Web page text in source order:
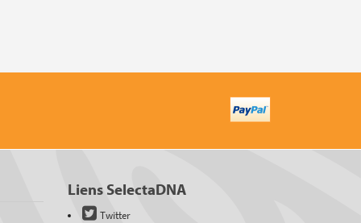
Liens SelectaDNA
Twitter